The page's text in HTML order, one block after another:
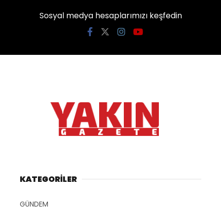
Sosyal medya hesaplarımızı keşfedin
KATEGORİLER
GÜNDEM